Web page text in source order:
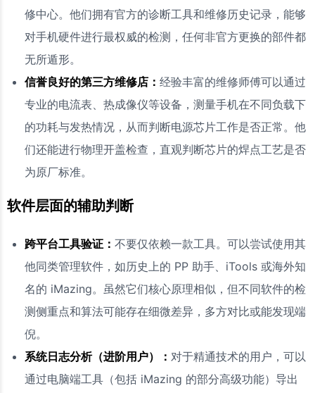
修中心。他们拥有官方的诊断工具和维修历史记录，能够
对手机硬件进行最权威的检测，任何非官方更换的部件都
无所遁形。
信誉良好的第三方维修店： 经验丰富的维修师傅可以通过
专业的电流表、热成像仪等设备，测量手机在不同负载下
的功耗与发热情况，从而判断电源芯片工作是否正常。他
们还能进行物理开盖检查，直观判断芯片的焊点工艺是否
为原厂标准。
软件层面的辅助判断
跨平台工具验证： 不要仅依赖一款工具。可以尝试使用其
他同类管理软件，如历史上的 PP 助手、iTools 或海外知
名的 iMazing。虽然它们核心原理相似，但不同软件的检
测侧重点和算法可能存在细微差异，多方对比或能发现端
倪。
系统日志分析（进阶用户）： 对于精通技术的用户，可以
通过电脑端工具（包括 iMazing 的部分高级功能）导出